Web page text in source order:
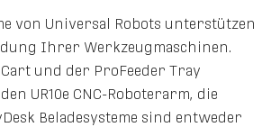
von Universal Robots unterstützen
Ihrer Werkzeugmaschinen.
und der ProFeeder Tray
UR10e CNC-Roboterarm, die
Beladesysteme sind entweder